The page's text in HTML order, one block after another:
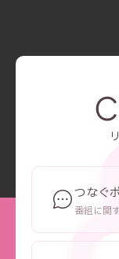
つなぐ
番組に関